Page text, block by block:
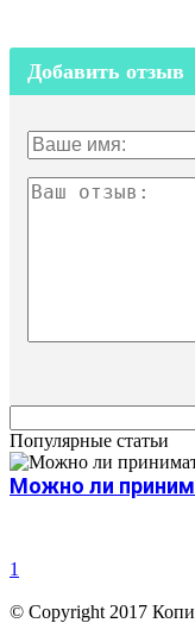
Добавить отзыв
Популярные статьи
Можно ли
1
© Copyright 2017